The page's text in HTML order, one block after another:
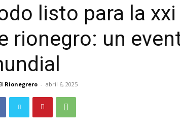
listo para la
rionegro: un
Rionegrero - abril 6, 2025